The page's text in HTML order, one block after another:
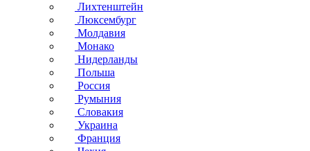
Лихтенштейн
Люксембург
Молдавия
Монако
Нидерланды
Польша
Россия
Румыния
Словакия
Украина
Франция